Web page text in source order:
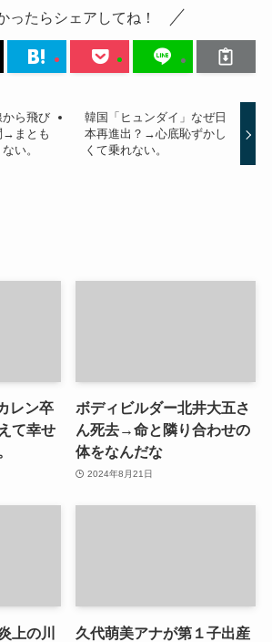
ったらシェアしてね！
ら飛び
→まとも
い。
韓国「ヒュンダイ」なぜ日
本再進出？→心底恥ずかし
くて乗れない。
レン卒
て幸せ
ボディビルダー北井大五さ
ん死去→命と隣り合わせの
体をなんだな
2024年8月21日
上の川
久代萌美アナが第１子出産